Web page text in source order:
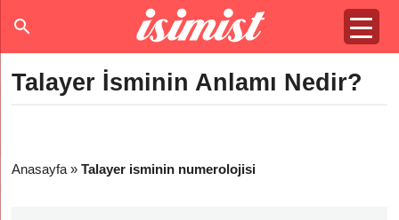
Talayer İsminin Anlamı Nedir?
Anasayfa »Talayer isminin numerolojisi